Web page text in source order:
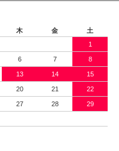
木 金
土
1
6 7 8
13 14 15
20 21 22
27 28 29